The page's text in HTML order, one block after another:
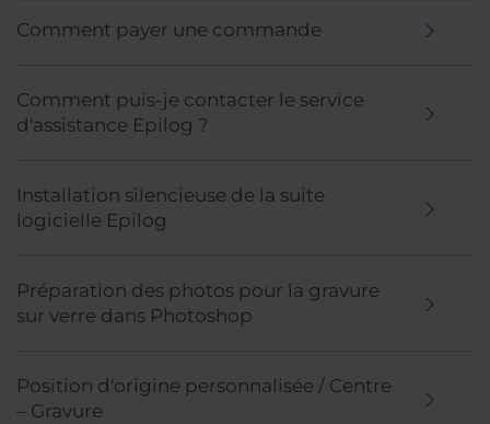
Comment payer une commande
Comment puis-je contacter le service
d'assistance Epilog ?
Installation silencieuse de la suite
logicielle Epilog
Préparation des photos pour la gravure
sur verre dans Photoshop
Position d'origine personnalisée / Centre
– Gravure